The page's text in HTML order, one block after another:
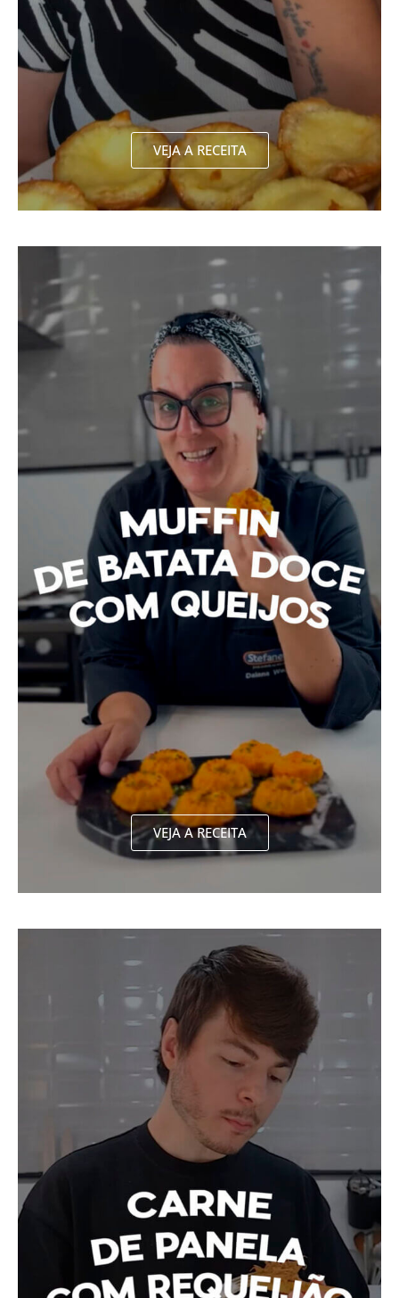
VEJA A RECEITA
VEJA A RECEITA